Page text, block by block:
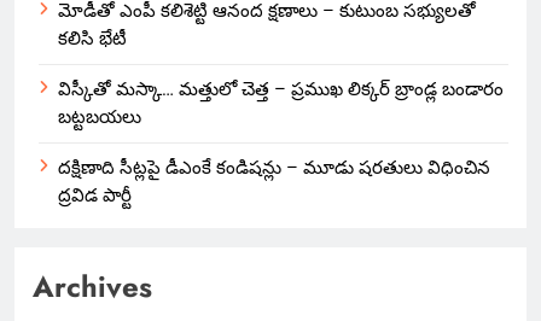
మోడీతో ఎంపీ కలిశెట్టి ఆనంద క్షణాలు – కుటుంబ సభ్యులతో
కలిసి భేటీ
విస్కీతో మస్కా… మత్తులో చెత్త – ప్రముఖ లిక్కర్ బ్రాండ్ల బండారం
బట్టబయలు
దక్షిణాది సీట్లపై డీఎంకే కండిషన్లు – మూడు షరతులు విధించిన
ద్రవిడ పార్టీ
Archives